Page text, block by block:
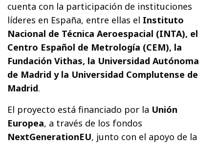
cuenta con la participación de instituciones
líderes en España, entre ellas el Instituto
Nacional de Técnica Aeroespacial (INTA), el
Centro Español de Metrología (CEM), la
Fundación Vithas, la Universidad Autónoma
de Madrid y la Universidad Complutense de
Madrid.
El proyecto está financiado por la Unión
Europea, a través de los fondos
NextGenerationEU, junto con el apoyo de la